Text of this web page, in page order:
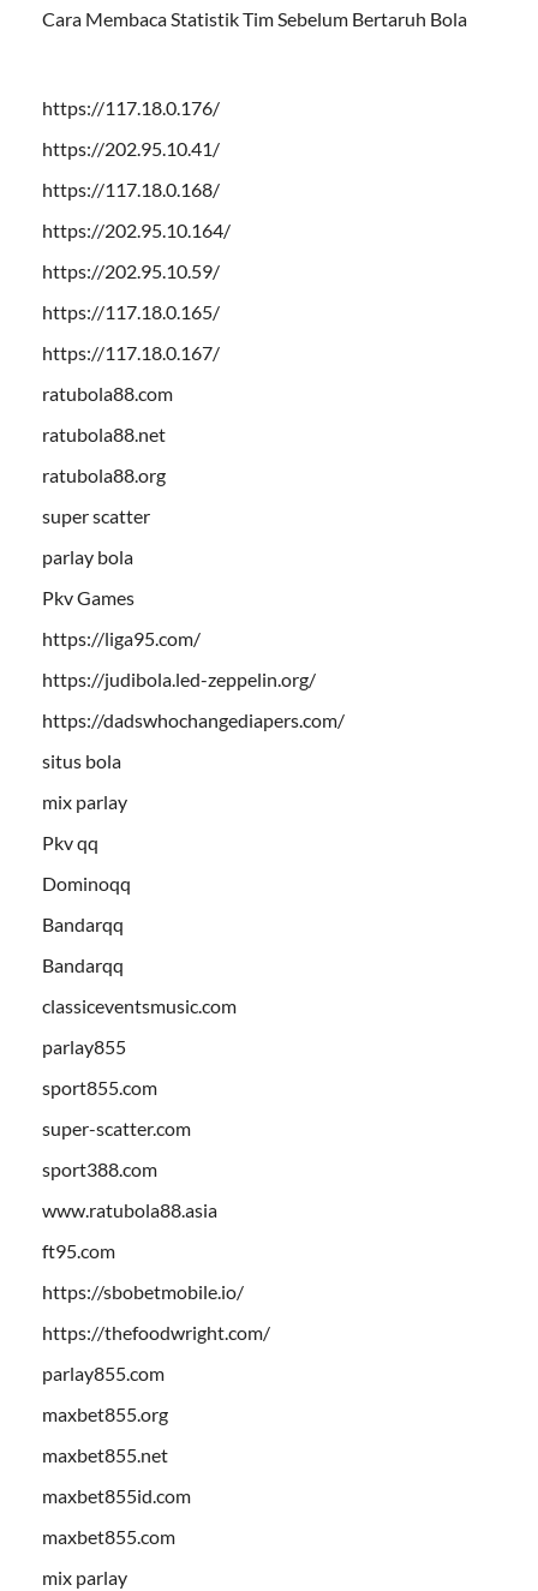
Cara Membaca Statistik Tim Sebelum Bertaruh Bola
https://117.18.0.176/
https://202.95.10.41/
https://117.18.0.168/
https://202.95.10.164/
https://202.95.10.59/
https://117.18.0.165/
https://117.18.0.167/
ratubola88.com
ratubola88.net
ratubola88.org
super scatter
parlay bola
Pkv Games
https://liga95.com/
https://judibola.led-zeppelin.org/
https://dadswhochangediapers.com/
situs bola
mix parlay
Pkv qq
Dominoqq
Bandarqq
Bandarqq
classiceventsmusic.com
parlay855
sport855.com
super-scatter.com
sport388.com
www.ratubola88.asia
ft95.com
https://sbobetmobile.io/
https://thefoodwright.com/
parlay855.com
maxbet855.org
maxbet855.net
maxbet855id.com
maxbet855.com
mix parlay